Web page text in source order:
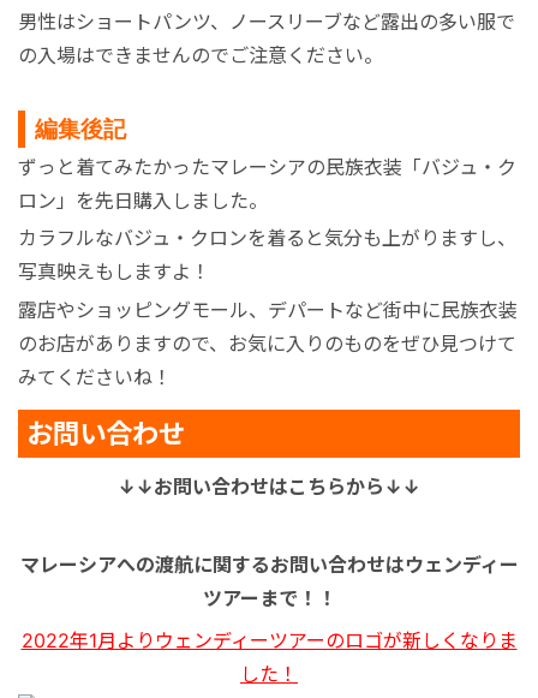
男性はショートパンツ、ノースリーブなど露出の多い服で
の入場はできませんのでご注意ください。
編集後記
ずっと着てみたかったマレーシアの民族衣装「バジュ・ク
ロン」を先日購入しました。
カラフルなバジュ・クロンを着ると気分も上がりますし、
写真映えもしますよ！
露店やショッピングモール、デパートなど街中に民族衣装
のお店がありますので、お気に入りのものをぜひ見つけて
みてくださいね！
お問い合わせ
↓↓お問い合わせはこちらから↓↓
マレーシアへの渡航に関するお問い合わせはウェンディー
ツアーまで！！
2022年1月よりウェンディーツアーのロゴが新しくなりま
した！